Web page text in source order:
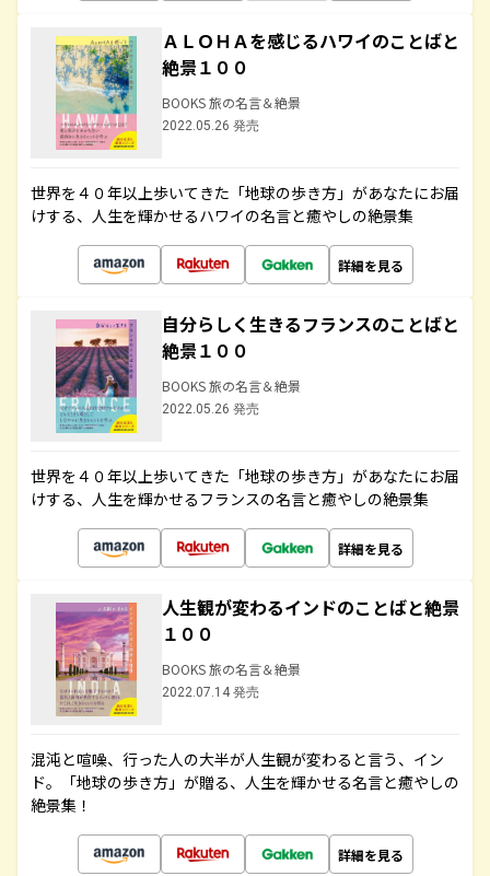
ＡＬＯＨＡを感じるハワイのことばと
絶景１００
BOOKS 旅の名言＆絶景
2022.05.26 発売
世界を４０年以上歩いてきた「地球の歩き方」があなたにお届
けする、人生を輝かせるハワイの名言と癒やしの絶景集
詳細を見る
自分らしく生きるフランスのことばと
絶景１００
BOOKS 旅の名言＆絶景
2022.05.26 発売
世界を４０年以上歩いてきた「地球の歩き方」があなたにお届
けする、人生を輝かせるフランスの名言と癒やしの絶景集
詳細を見る
人生観が変わるインドのことばと絶景
１００
BOOKS 旅の名言＆絶景
2022.07.14 発売
混沌と喧噪、行った人の大半が人生観が変わると言う、イン
ド。「地球の歩き方」が贈る、人生を輝かせる名言と癒やしの
絶景集！
詳細を見る